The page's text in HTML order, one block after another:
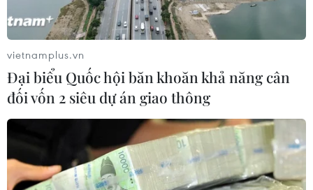
TIN LIÊN QUAN
vietnamplus.vn
Đại biểu Quốc hội băn khoăn khả năng cân
đối vốn 2 siêu dự án giao thông